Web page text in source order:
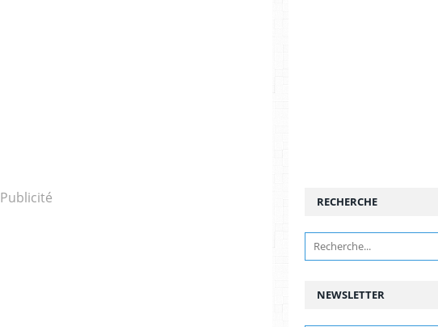
Publicité
NEWSLETTER
RECHERCHE